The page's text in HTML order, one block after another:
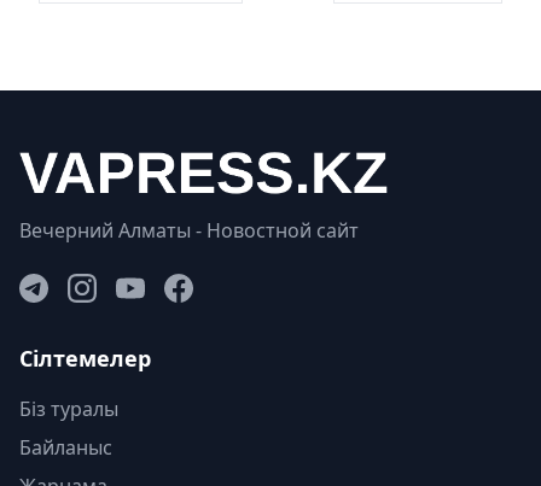
Вечерний Алматы - Новостной сайт
Сілтемелер
Біз туралы
Байланыс